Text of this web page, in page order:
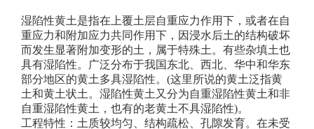
湿陷性黄土是指在上覆土层自重应力作用下，或者在自
重应力和附加应力共同作用下，因浸水后土的结构破坏
而发生显著附加变形的土，属于特殊土。有些杂填土也
具有湿陷性。广泛分布于我国东北、西北、华中和华东
部分地区的黄土多具湿陷性。 (这里所说的黄土泛指黄
土和黄土状土。湿陷性黄土又分为自重湿陷性黄土和非
自重湿陷性黄土，也有的老黄土不具湿陷性)。
工程特性：土质较均匀、结构疏松、孔隙发育。在未受